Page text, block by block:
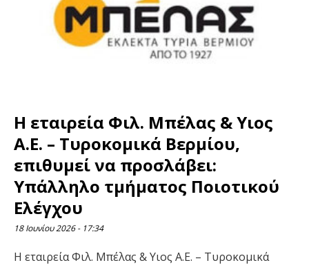
Η εταιρεία Φιλ. Μπέλας & Υιος
Α.Ε. – Τυροκομικά Βερμίου,
επιθυμεί να προσλάβει:
Υπάλληλο τμήματος Ποιοτικού
Ελέγχου
18 Ιουνίου 2026 17:34
Η εταιρεία Φιλ. Μπέλας & Υιος Α.Ε. – Τυροκομικά